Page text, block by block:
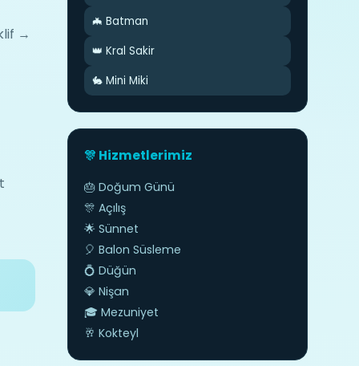
→
🦇 Batman
👑 Kral Sakir
🐇 Mini Miki
🎊 Hizmetlerimiz
🎂 Doğum Günü
🎊 Açılış
🌟 Sünnet
🎈 Balon Süsleme
💍 Düğün
💎 Nişan
🎓 Mezuniyet
🥂 Kokteyl